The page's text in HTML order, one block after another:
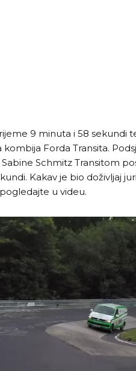
9 minuta i 58 sekundi
Forda Transita.
Schmitz Transitom
Kakav je bio doživljaj
u videu.